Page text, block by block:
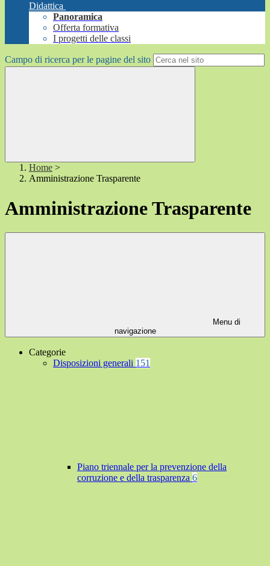
Didattica
Panoramica
Offerta formativa
I progetti delle classi
Campo di ricerca per le pagine del sito
Home >
Amministrazione Trasparente
Amministrazione Trasparente
Menu di
navigazione
Categorie
Disposizioni generali 151
Piano triennale per la prevenzione della
corruzione e della trasparenza 6